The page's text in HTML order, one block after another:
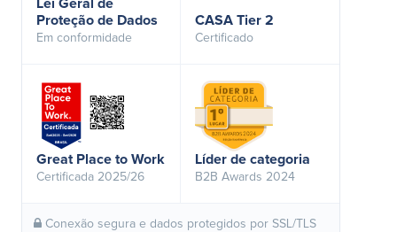
Lei Geral de
Proteção de Dados
Em conformidade
CASA Tier 2
Certificado
Great Place to Work
Certificada 2025/26
Líder de categoria
B2B Awards 2024
Conexão segura e dados protegidos por SSL/TLS